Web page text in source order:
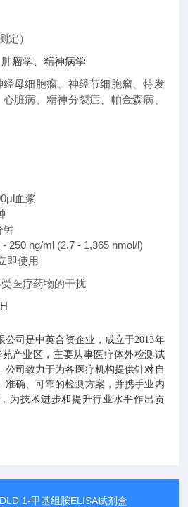
定）
瘤学、精神病学
母细胞瘤、神经节细胞瘤、特发
脏病、精神分裂症、帕金森病、
血浆
钟
250 ng/ml (2.7 - 1,365 nmol/l)
即使用
医疗药物的干扰
公司是中英合资企业，成立于2013年
产业区，主要从事医疗体外检测试
公司致力于为各医疗机构提供针对自
准确、可靠的检测方案，并携手业内
为技术进步和提升行业水平作出贡
1-甲基组胺ELISA试剂盒